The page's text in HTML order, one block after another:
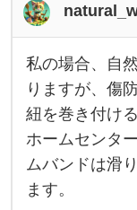
ツ
で
す
。
私
が
よ
く
や
る
は
私
の
場
合
、
自
然
に
あ
る
私の場合、自
りますが、傷
紐を巻き付け
ホームセンタ
ムバンドは滑
ます。